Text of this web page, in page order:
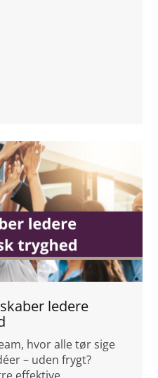
ledere
hvor alle tør sige
– uden frygt?